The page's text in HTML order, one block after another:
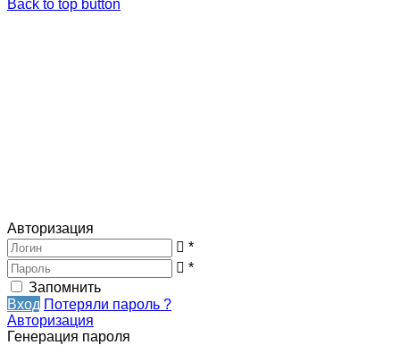
Back to top button
Авторизация
*
*
Запомнить
Вход Потеряли пароль ?
Авторизация
Генерация пароля